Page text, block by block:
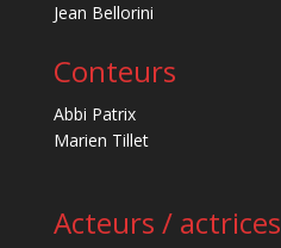
Jean Bellorini
Conteurs
Abbi Patrix
Marien Tillet
Acteurs / actrices